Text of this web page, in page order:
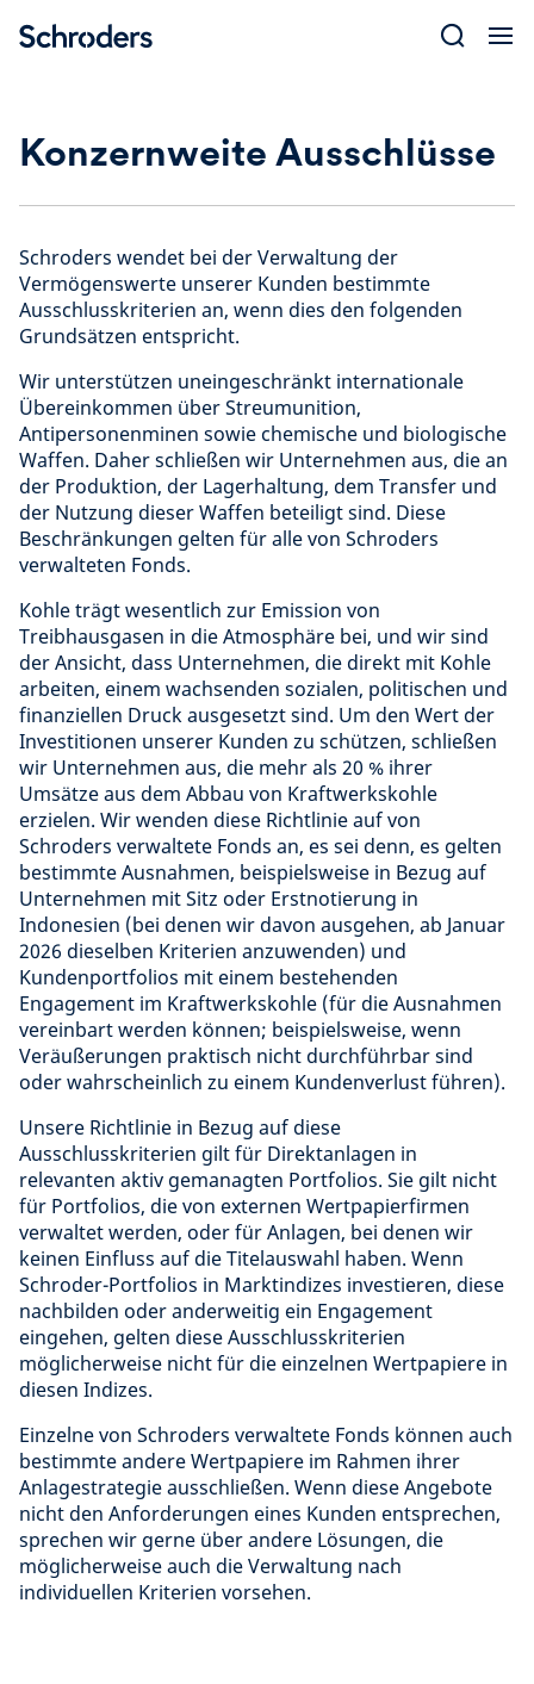
Konzernweite Ausschlüsse
Schroders wendet bei der Verwaltung der
Vermögenswerte unserer Kunden bestimmte
Ausschlusskriterien an, wenn dies den folgenden
Grundsätzen entspricht.
Wir unterstützen uneingeschränkt internationale
Übereinkommen über Streumunition,
Antipersonenminen sowie chemische und biologische
Waffen. Daher schließen wir Unternehmen aus, die an
der Produktion, der Lagerhaltung, dem Transfer und
der Nutzung dieser Waffen beteiligt sind. Diese
Beschränkungen gelten für alle von Schroders
verwalteten Fonds.
Kohle trägt wesentlich zur Emission von
Treibhausgasen in die Atmosphäre bei, und wir sind
der Ansicht, dass Unternehmen, die direkt mit Kohle
arbeiten, einem wachsenden sozialen, politischen und
finanziellen Druck ausgesetzt sind. Um den Wert der
Investitionen unserer Kunden zu schützen, schließen
wir Unternehmen aus, die mehr als 20 % ihrer
Umsätze aus dem Abbau von Kraftwerkskohle
erzielen. Wir wenden diese Richtlinie auf von
Schroders verwaltete Fonds an, es sei denn, es gelten
bestimmte Ausnahmen, beispielsweise in Bezug auf
Unternehmen mit Sitz oder Erstnotierung in
Indonesien (bei denen wir davon ausgehen, ab Januar
2026 dieselben Kriterien anzuwenden) und
Kundenportfolios mit einem bestehenden
Engagement im Kraftwerkskohle (für die Ausnahmen
vereinbart werden können; beispielsweise, wenn
Veräußerungen praktisch nicht durchführbar sind
oder wahrscheinlich zu einem Kundenverlust führen).
Unsere Richtlinie in Bezug auf diese
Ausschlusskriterien gilt für Direktanlagen in
relevanten aktiv gemanagten Portfolios. Sie gilt nicht
für Portfolios, die von externen Wertpapierfirmen
verwaltet werden, oder für Anlagen, bei denen wir
keinen Einfluss auf die Titelauswahl haben. Wenn
Schroder-Portfolios in Marktindizes investieren, diese
nachbilden oder anderweitig ein Engagement
eingehen, gelten diese Ausschlusskriterien
möglicherweise nicht für die einzelnen Wertpapiere in
diesen Indizes.
Einzelne von Schroders verwaltete Fonds können auch
bestimmte andere Wertpapiere im Rahmen ihrer
Anlagestrategie ausschließen. Wenn diese Angebote
nicht den Anforderungen eines Kunden entsprechen,
sprechen wir gerne über andere Lösungen, die
möglicherweise auch die Verwaltung nach
individuellen Kriterien vorsehen.